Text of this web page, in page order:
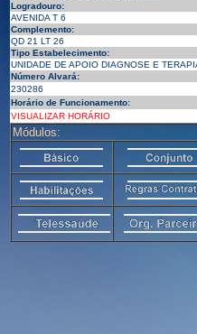
Logradouro:
AVENIDA T 6
Complemento:
QD 21 LT 26
Tipo Estabelecimento:
UNIDADE DE APOIO DIAGNOSE E
Número Alvará:
230286
Horário de Funcionamento:
VISUALIZAR HORÁRIO
Módulos: